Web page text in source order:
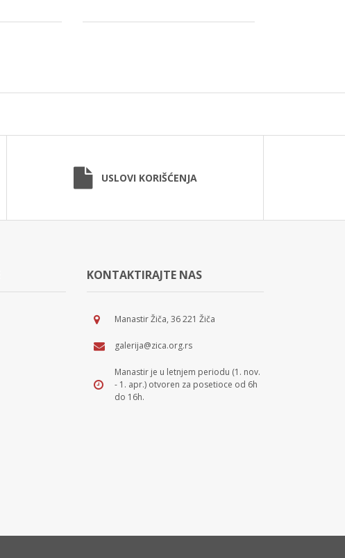
USLOVI KORIŠĆENJA
KONTAKTIRAJTE NAS
Manastir Žiča, 36 221 Žiča
galerija@zica.org.rs
Manastir je u letnjem periodu (1. nov.
- 1. apr.) otvoren za posetioce od 6h
do 16h.